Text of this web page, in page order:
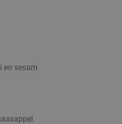
en sesam